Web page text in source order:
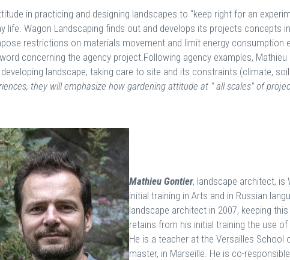
in practicing and designing landscapes to “keep right for an
life. Wagon Landscaping finds out and develops its projects concepts
restrictions on materials movement and limit energy consumption
concerning the agency project.Following agency examples,
landscape, taking care to site and its constraints (climate,
they will emphasize how gardening attitude at " all scales" of
Mathieu Gontier, landscape architect, is
initial training in Arts and in Russian
landscape architect in 2007, keeping
retains from his initial training the use
He is a teacher at the Versailles School
master, in Marseille. He is co-